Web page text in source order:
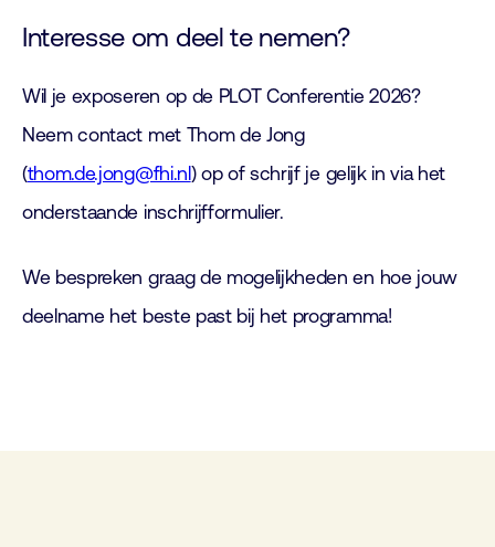
Interesse om deel te nemen?
Wil je exposeren op de PLOT Conferentie 2026?
Neem contact met Thom de Jong
(thom.de.jong@fhi.nl ) op of schrijf je gelijk in via het
onderstaande inschrijfformulier.
We bespreken graag de mogelijkheden en hoe jouw
deelname het beste past bij het programma!